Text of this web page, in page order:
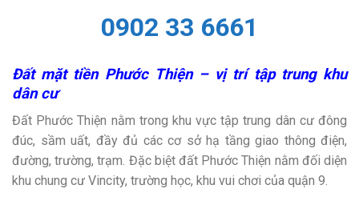
0902 33 6661
Đất mặt tiền Phước Thiện – vị trí tập trung khu
dân cư
Đất Phước Thiện nằm trong khu vực tập trung dân cư đông
đúc, sầm uất, đầy đủ các cơ sở hạ tầng giao thông điện,
đường, trường, trạm. Đặc biệt đất Phước Thiện nằm đối diện
khu chung cư Vincity, trường học, khu vui chơi của quận 9.